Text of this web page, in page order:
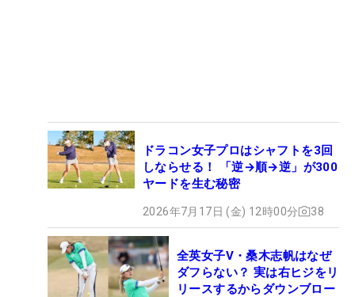
ドラコン女子プロはシャフトを3回
しならせる！ 「逆→順→逆」が300
ヤードを生む秘密
2026年7月17日 (金) 12時00分 38
全英女子V・桑木志帆はなぜ
ダフらない？ 実は右ヒジをリ
リースするからダウンブロー